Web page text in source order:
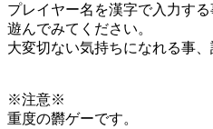
プレイヤー名を漢字で入力す
遊んでみてください。
大変切ない気持ちになれる事、
※注意※
重度の欝ゲーです。